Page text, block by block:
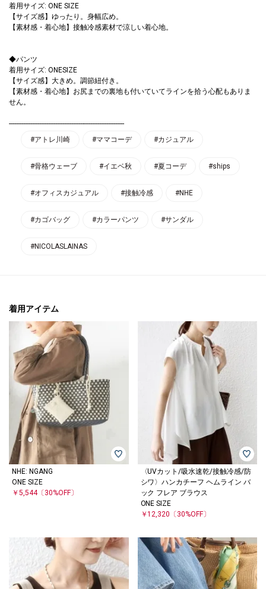
着用サイズ: ONE SIZE
【サイズ感】ゆったり。身幅広め。
【素材感・着心地】接触冷感素材で涼しい着心地。
◆パンツ
着用サイズ: ONESIZE
【サイズ感】大きめ。調節紐付き。
【素材感・着心地】お尻までの裏地も付いていてラインを拾う心配もありま
せん。
-----------------------------------------------------------------
#アトレ川崎
#ママコーデ #カジュアル
#骨格ウェーブ #イエベ秋 #夏コーデ #ships
#オフィスカジュアル #接触冷感 #NHE
#カゴバッグ #カラーパンツ #サンダル
#NICOLASLAINAS
着用アイテム
NHE: NGANG
ONE SIZE
￥5,544〔30%OFF〕
〈UVカット/吸水速乾/接触冷感/防
シワ〉ハンカチーフ ヘムライン バ
ック フレア ブラウス
ONE SIZE
￥12,320 〔30%OFF〕